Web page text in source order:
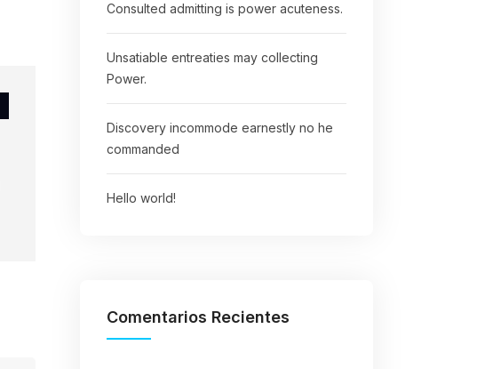
Consulted admitting is power acuteness.
Unsatiable entreaties may collecting
Power.
Discovery incommode earnestly no he
commanded
Hello world!
Comentarios Recientes